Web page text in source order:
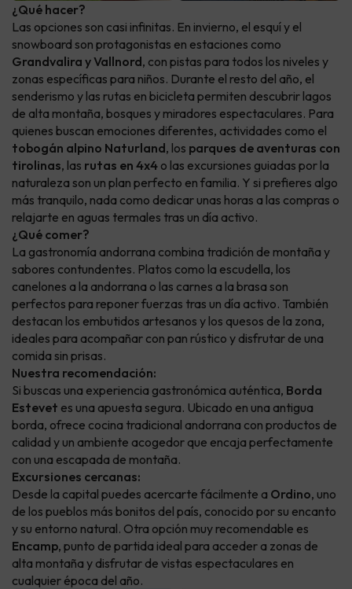
¿Qué hacer?
Las opciones son casi infinitas. En invierno, el esquí y el
snowboard son protagonistas en estaciones como
Grandvalira y Vallnord, con pistas para todos los niveles y
zonas específicas para niños. Durante el resto del año, el
senderismo y las rutas en bicicleta permiten descubrir lagos
de alta montaña, bosques y miradores espectaculares. Para
quienes buscan emociones diferentes, actividades como el
tobogán alpino Naturland, los parques de aventuras con
tirolinas, las rutas en 4x4 o las excursiones guiadas por la
naturaleza son un plan perfecto en familia. Y si prefieres algo
más tranquilo, nada como dedicar unas horas a las compras o
relajarte en aguas termales tras un día activo.
¿Qué comer?
La gastronomía andorrana combina tradición de montaña y
sabores contundentes. Platos como la escudella, los
canelones a la andorrana o las carnes a la brasa son
perfectos para reponer fuerzas tras un día activo. También
destacan los embutidos artesanos y los quesos de la zona,
ideales para acompañar con pan rústico y disfrutar de una
comida sin prisas.
Nuestra recomendación:
Si buscas una experiencia gastronómica auténtica, Borda
Estevet es una apuesta segura. Ubicado en una antigua
borda, ofrece cocina tradicional andorrana con productos de
calidad y un ambiente acogedor que encaja perfectamente
con una escapada de montaña.
Excursiones cercanas:
Desde la capital puedes acercarte fácilmente a Ordino, uno
de los pueblos más bonitos del país, conocido por su encanto
y su entorno natural. Otra opción muy recomendable es
Encamp, punto de partida ideal para acceder a zonas de
alta montaña y disfrutar de vistas espectaculares en
cualquier época del año.